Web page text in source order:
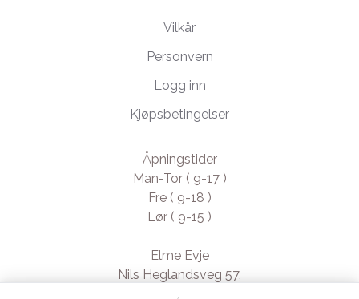
Vilkår
Personvern
Logg inn
Kjøpsbetingelser
Åpningstider
Man-Tor ( 9-17 )
Fre ( 9-18 )
Lør ( 9-15 )
Elme Evje
Nils Heglandsveg 57,
4735 Evje, Norway